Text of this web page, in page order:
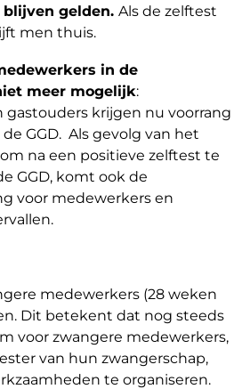
gelden. Als de zelftest
men thuis.
in de
meer mogelijk:
gastouders krijgen nu voorrang
GGD. Als gevolg van het
na een positieve zelftest te
GGD, komt ook de
voor medewerkers en
medewerkers (28 weken
Dit betekent dat nog steeds
voor zwangere medewerkers,
van hun zwangerschap,
te organiseren.